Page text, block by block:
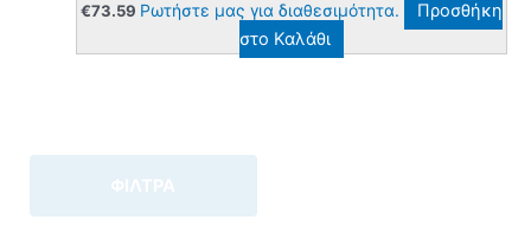
ΦΙΛΤΡΑ
€73.59 Ρωτήστε μας για διαθεσιμότητα.
Προσθήκη
στο Καλάθι